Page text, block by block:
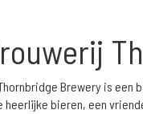
Brewery is een
heerlijke bieren, een